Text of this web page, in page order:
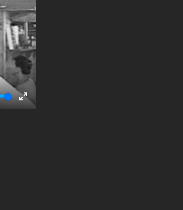
Enter